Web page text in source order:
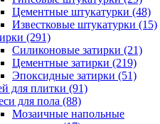
Цементные штукатурки (48)
Известковые штукатурки (15)
(291)
Силиконовые затирки (21)
Цементные затирки (219)
Эпоксидные затирки (51)
для плитки (91)
для пола (88)
Мозаичные напольные